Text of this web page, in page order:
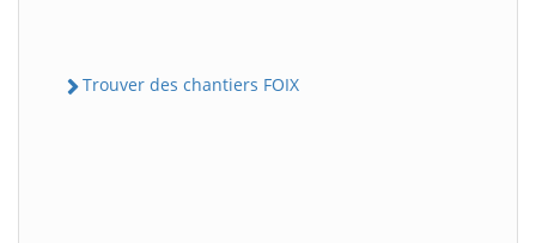
Trouver des chantiers FOIX